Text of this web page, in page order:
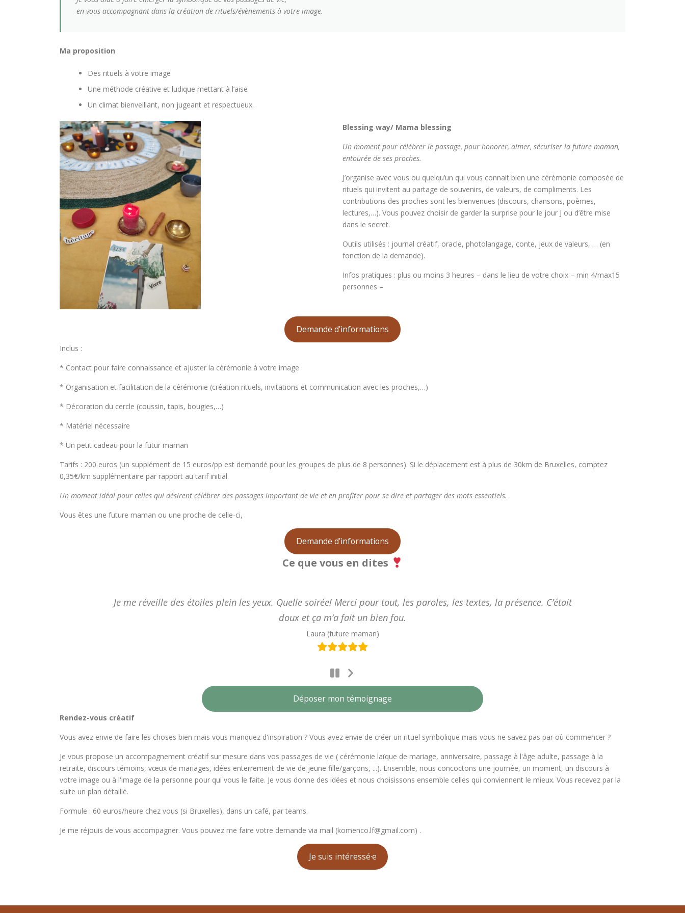
en vous accompagnant dans la création de rituels/évènements à votre image.
Ma proposition
Des rituels à votre image
Une méthode créative et ludique mettant à l’aise
Un climat bienveillant, non jugeant et respectueux.
Blessing way/ Mama blessing
Un moment pour célébrer le passage, pour honorer, aimer, sécuriser la future maman,
entourée de ses proches.
J’organise avec vous ou quelqu’un qui vous connait bien une cérémonie composée de
rituels qui invitent au partage de souvenirs, de valeurs, de compliments. Les
contributions des proches sont les bienvenues (discours, chansons, poèmes,
lectures,…). Vous pouvez choisir de garder la surprise pour le jour J ou d’être mise
dans le secret.
Outils utilisés : journal créatif, oracle, photolangage, conte, jeux de valeurs, … (en
fonction de la demande).
Infos pratiques : plus ou moins 3 heures – dans le lieu de votre choix – min 4/max15
personnes –
Demande d’informations
Inclus :
* Contact pour faire connaissance et ajuster la cérémonie à votre image
* Organisation et facilitation de la cérémonie (création rituels, invitations et communication avec les proches,…)
* Décoration du cercle (coussin, tapis, bougies,…)
* Matériel nécessaire
* Un petit cadeau pour la futur maman
Tarifs : 200 euros (un supplément de 15 euros/pp est demandé pour les groupes de plus de 8 personnes). Si le déplacement est à plus de 30km de Bruxelles, comptez
0,35€/km supplémentaire par rapport au tarif initial.
Un moment idéal pour celles qui désirent célébrer des passages important de vie et en profiter pour se dire et partager des mots essentiels.
Vous êtes une future maman ou une proche de celle-ci,
Demande d’informations
Ce que vous en dites
Je me réveille des étoiles plein les yeux. Quelle soirée! Merci pour tout, les paroles, les textes, la présence. C’était
doux et ça m’a fait un bien fou.
Laura (future maman)
Slide
Déposer mon témoignage
Rendez-vous créatif
Vous avez envie de faire les choses bien mais vous manquez d'inspiration ? Vous avez envie de créer un rituel symbolique mais vous ne savez pas par où commencer ?
Je vous propose un accompagnement créatif sur mesure dans vos passages de vie ( cérémonie laïque de mariage, anniversaire, passage à l'âge adulte, passage à la
retraite, discours témoins, vœux de mariages, idées enterrement de vie de jeune fille/garçons, ...). Ensemble, nous concoctons une journée, un moment, un discours à
votre image ou à l'image de la personne pour qui vous le faite. Je vous donne des idées et nous choisissons ensemble celles qui conviennent le mieux. Vous recevez par la
suite un plan détaillé.
Formule : 60 euros/heure chez vous (si Bruxelles), dans un café, par teams.
Je me réjouis de vous accompagner. Vous pouvez me faire votre demande via mail (komenco.lf@gmail.com) .
Je suis intéressé·e